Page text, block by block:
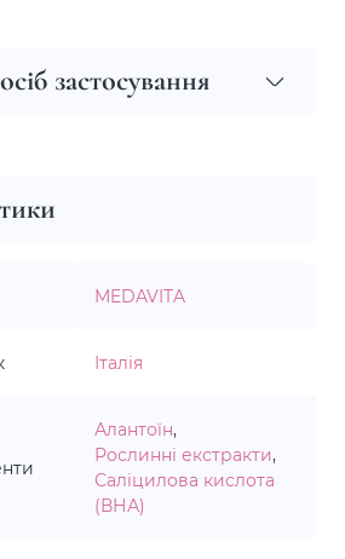
застосування
MEDAVITA
Італія
Алантоїн,
Рослинні екстракти,
Саліцилова кислота
(ВНА)